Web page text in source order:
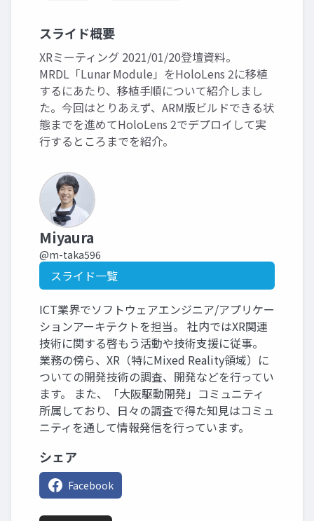
スライド概要
XRミーティング 2021/01/20登壇資料。
MRDL「Lunar Module」をHoloLens 2に移植
するにあたり、移植手順について紹介しまし
た。今回はとりあえず、ARM版ビルドできる状
態までを進めてHoloLens 2でデプロイして実
行するところまでを紹介。
Miyaura
@m-taka596
スライド一覧
ICT業界でソフトウェアエンジニア/アプリケー
ションアーキテクトを担当。 社内ではXR関連
技術に関する啓もう活動や技術支援に従事。
業務の傍ら、XR（特にMixed Reality領域）に
ついての開発技術の調査、開発などを行ってい
ます。 また、「大阪駆動開発」コミュニティ
所属しており、日々の調査で得た知見はコミュ
ニティを通して情報発信を行っています。
シェア
Facebook